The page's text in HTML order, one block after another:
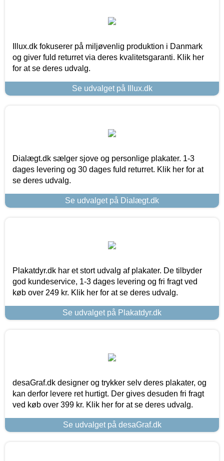
Illux.dk fokuserer på miljøvenlig produktion i Danmark
og giver fuld returret via deres kvalitetsgaranti. Klik her
for at se deres udvalg.
Se udvalget på Illux.dk
Dialægt.dk sælger sjove og personlige plakater. 1-3
dages levering og 30 dages fuld returret. Klik her for at
se deres udvalg.
Se udvalget på Dialægt.dk
Plakatdyr.dk har et stort udvalg af plakater. De tilbyder
god kundeservice, 1-3 dages levering og fri fragt ved
køb over 249 kr. Klik her for at se deres udvalg.
Se udvalget på Plakatdyr.dk
desaGraf.dk designer og trykker selv deres plakater, og
kan derfor levere ret hurtigt. Der gives desuden fri fragt
ved køb over 399 kr. Klik her for at se deres udvalg.
Se udvalget på desaGraf.dk